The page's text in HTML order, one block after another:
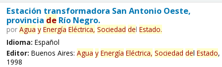
Estación transformadora San Antonio Oeste,
provincia deRío Negro.
por Agua y Energía Eléctrica, Sociedad del Estado.
Idioma: Español
Editor: Buenos Aires: Agua y Energía Eléctrica, Sociedad del Estado,
1998